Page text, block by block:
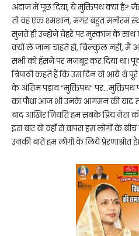
अंदाज में पूछ दिया, ये मुक्तिपथ क्या है?
तो वह एक श्मशान, मगर बहुत मनोरम
सुनते ही उन्होंने चेहरे पर मुस्कान के
क्यों ले जाना चाहते हो, बिल्कुल नहीं, मैं
सभी को हॅसने पर मजबूर कर दिया था।
त्रिपाठी कहते हैं कि उस दिन वो आये थे
के अंतिम पड़ाव “मुक्तिपथ” पर…मुक्तिपथ
का पौधा आज भी उनके आगमन की याद
बाद आखिर नियति हम सबके प्रिय नेता
इस बार वो वहाँ से वापस हम लोगों के
उनकी बातें हम लोगों के लिये प्रेरणाश्रोत है।